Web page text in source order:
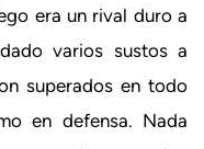
era un rival duro a
varios sustos a
superados en todo
en defensa. Nada